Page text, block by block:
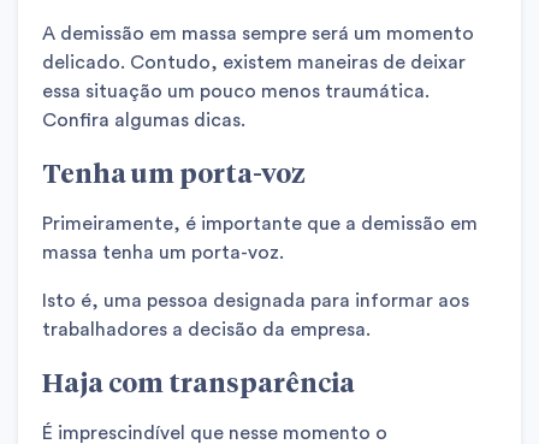
A demissão em massa sempre será um momento
delicado. Contudo, existem maneiras de deixar
essa situação um pouco menos traumática.
Confira algumas dicas.
Tenha um porta-voz
Primeiramente, é importante que a demissão em
massa tenha um porta-voz.
Isto é, uma pessoa designada para informar aos
trabalhadores a decisão da empresa.
Haja com transparência
É imprescindível que nesse momento o